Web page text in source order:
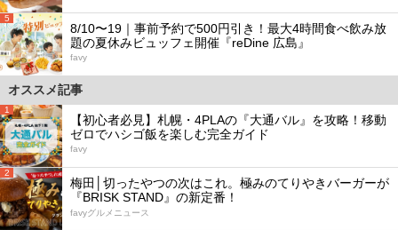
5
8/10〜19｜事前予約で500円引き！最大4時間食べ飲み放
題の夏休みビュッフェ開催『reDine 広島』
favy
オススメ記事
1
【初心者必見】札幌・4PLAの『大通バル』を攻略！移動
ゼロでハシゴ飯を楽しむ完全ガイド
favy
2
梅田│切ったやつの次はこれ。極みのてりやきバーガーが
『BRISK STAND』の新定番！
favyグルメニュース